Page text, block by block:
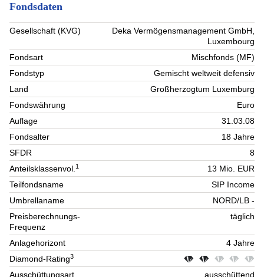
Fondsdaten
Gesellschaft (KVG)
Deka Vermögensmanagement GmbH,
Luxembourg
Fondsart
Mischfonds (MF)
Fondstyp
Gemischt weltweit defensiv
Land
Großherzogtum Luxemburg
Fondswährung
Euro
Auflage
31.03.08
Fondsalter
18 Jahre
SFDR
8
Anteilsklassenvol.1
13 Mio. EUR
Teilfondsname
SIP Income
Umbrellaname
NORD/LB -
Preisberechnungs-
Frequenz
täglich
Anlagehorizont
4 Jahre
Diamond-Rating3
Ausschüttungsart ausschüttend